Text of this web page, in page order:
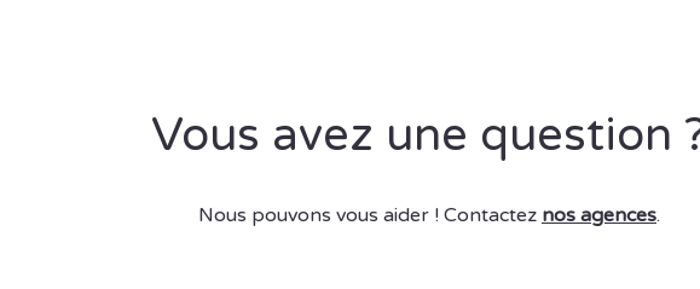
Vous avez une question
Nous pouvons vous aider ! Contactez nos agences.